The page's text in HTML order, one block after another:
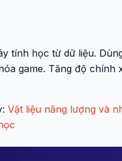
tính học từ dữ liệu.
game. Tăng độ chính
Vật liệu năng lượng và